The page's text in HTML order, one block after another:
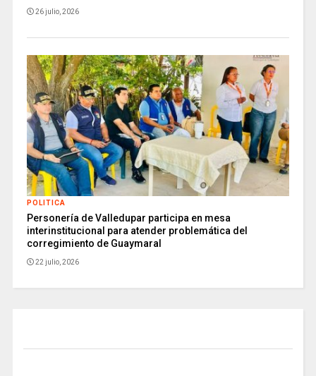
26 julio, 2026
POLITICA
Personería de Valledupar participa en mesa
interinstitucional para atender problemática del
corregimiento de Guaymaral
22 julio, 2026